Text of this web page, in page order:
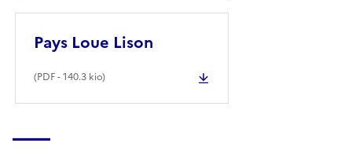
Pays Loue Lison
(PDF- 140.3 kio)